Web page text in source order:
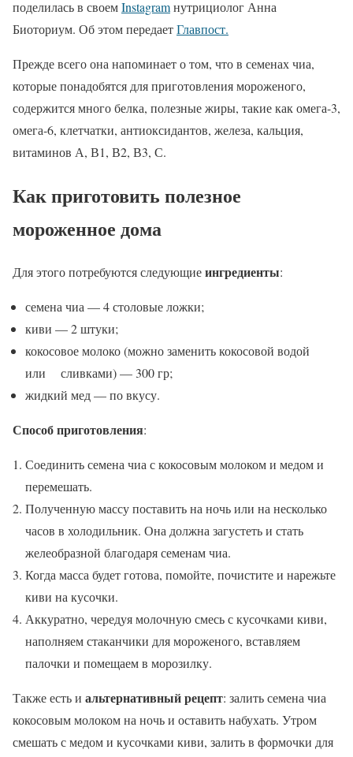
поделилась в своемInstagramнутрициолог Анна
Биоториум. Об этом передаетГлавпост.
Прежде всего она напоминает о том, что в семенах чиа,
которые понадобятся для приготовления мороженого,
содержится много белка, полезные жиры, такие как омега-3,
омега-6, клетчатки, антиоксидантов, железа, кальция,
витаминов А, В1, В2, В3, С.
Как приготовить полезное
мороженное дома
Для этого потребуются следующиеингредиенты:
семена чиа — 4 столовые ложки;
киви — 2 штуки;
кокосовое молоко (можно заменить кокосовой водой
или сливками) — 300 гр;
жидкий мед — по вкусу.
Способ приготовления:
Соединить семена чиа с кокосовым молоком и медом и
перемешать.
Полученную массу поставить на ночь или на несколько
часов в холодильник. Она должна загустеть и стать
желеобразной благодаря семенам чиа.
Когда масса будет готова, помойте, почистите и нарежьте
киви на кусочки.
Аккуратно, чередуя молочную смесь с кусочками киви,
наполняем стаканчики для мороженого, вставляем
палочки и помещаем в морозилку.
Также есть и альтернативный рецепт: залить семена чиа
кокосовым молоком на ночь и оставить набухать. Утром
смешать с медом и кусочками киви, залить в формочки для